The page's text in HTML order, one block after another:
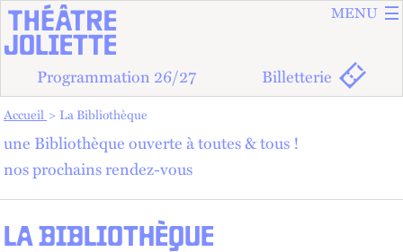
ALLER
ALLER
MENU
Programmation 26/27 Billetterie
Vous êtes dans :
Accueil La Bibliothèque
LA BIBLIOTHÈQUE
une Bibliothèque ouverte à toutes & tous !
nos prochains rendez-vous